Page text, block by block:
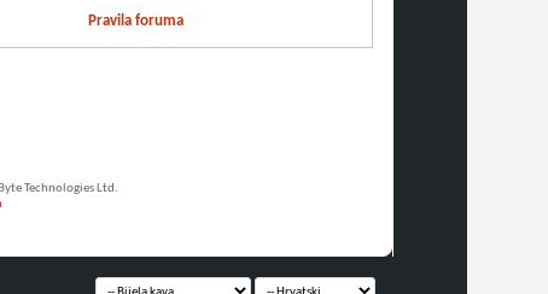
Pravila foruma
Technologies Ltd.